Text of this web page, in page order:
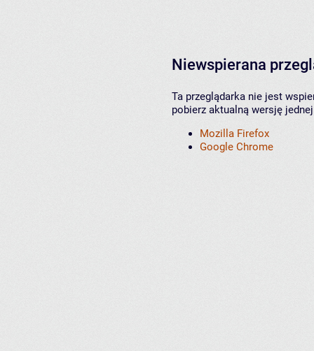
Niewspierana
Ta przeglądarka nie jest
pobierz aktualną wersję
Mozilla Firefox
Google Chrome